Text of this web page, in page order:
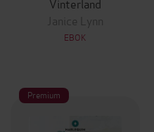
Janice Lynn
EBOK
Premium